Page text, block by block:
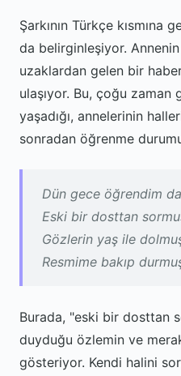
Şarkının Türkçe kısmına
da belirginleşiyor.
uzaklardan gelen bir
ulaşıyor. Bu, çoğu zaman
yaşadığı, annelerinin
sonradan öğrenme
Dün gece öğrendim
Eski bir dosttan
Gözlerin yaş ile
Resmime bakıp
Burada, "eski bir dosttan
duyduğu özlemin ve
gösteriyor. Kendi halini